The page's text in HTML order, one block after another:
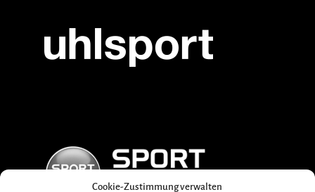
Cookie-Zustimmung verwalten